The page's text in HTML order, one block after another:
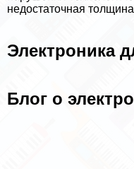
недостаточная
Электроника
Блог о